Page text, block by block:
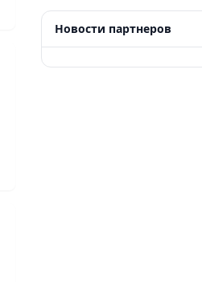
Новости партнеров